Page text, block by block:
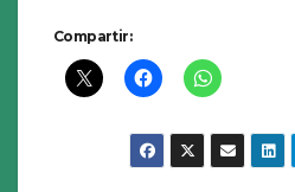
Compartir: